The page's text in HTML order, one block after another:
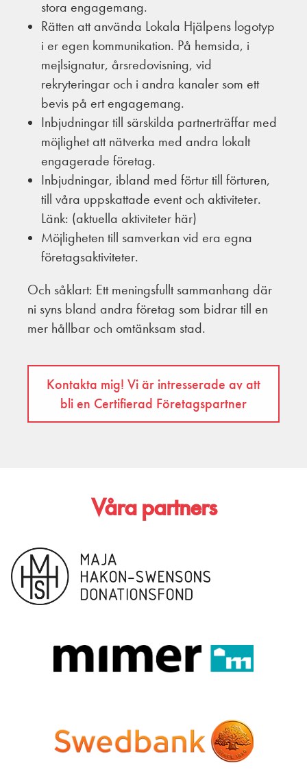
stora engagemang.
Rätten att använda Lokala Hjälpens logotyp
i er egen kommunikation. På hemsida, i
mejlsignatur, årsredovisning, vid
rekryteringar och i andra kanaler som ett
bevis på ert engagemang.
Inbjudningar till särskilda partnerträffar med
möjlighet att nätverka med andra lokalt
engagerade företag.
Inbjudningar, ibland med förtur till förturen,
till våra uppskattade event och aktiviteter.
Länk: (aktuella aktiviteter här)
Möjligheten till samverkan vid era egna
företagsaktiviteter.
Och såklart: Ett meningsfullt sammanhang där
ni syns bland andra företag som bidrar till en
mer hållbar och omtänksam stad.
Kontakta mig! Vi är intresserade av att
bli en Certifierad Företagspartner
Våra partners